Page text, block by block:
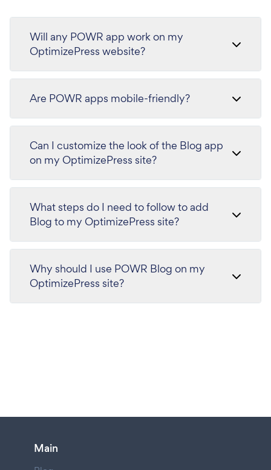
Will any POWR app work on my
OptimizePress website?
Are POWR apps mobile-friendly?
Can I customize the look of the Blog app
on my OptimizePress site?
What steps do I need to follow to add
Blog to my OptimizePress site?
Why should I use POWR Blog on my
OptimizePress site?
Main